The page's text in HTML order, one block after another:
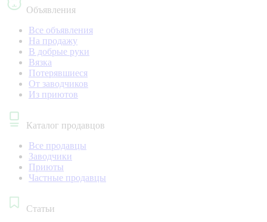
Объявления
Все объявления
На продажу
В добрые руки
Вязка
Потерявшиеся
От заводчиков
Из приютов
Каталог продавцов
Все продавцы
Заводчики
Приюты
Частные продавцы
Статьи